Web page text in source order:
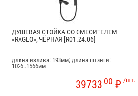
ДУШЕВАЯ СТОЙКА СО СМЕСИТЕЛЕМ
«RAGLO», ЧЁРНАЯ [R01.24.06]
длина излива: 193мм; длина штанги:
1026..1566мм
/шт.
39733 00 ₽